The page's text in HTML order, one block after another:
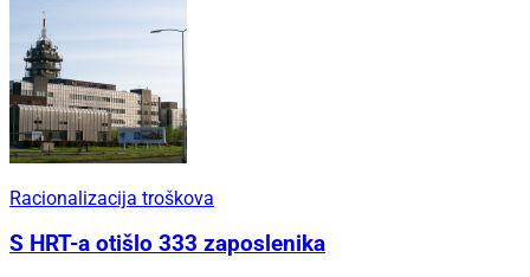
Racionalizacija troškova
S HRT-a otišlo 333 zaposlenika